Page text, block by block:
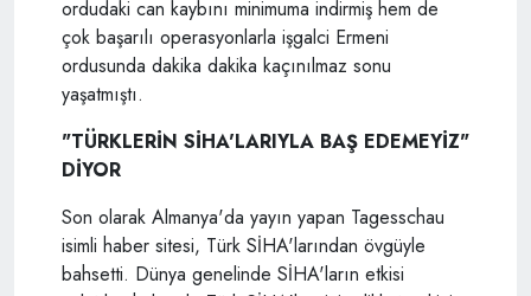
ordudaki can kaybını minimuma indirmiş hem de
çok başarılı operasyonlarla işgalci Ermeni
ordusunda dakika dakika kaçınılmaz sonu
yaşatmıştı.
"TÜRKLERİN SİHA'LARIYLA BAŞ EDEMEYİZ"
DİYOR
Son olarak Almanya'da yayın yapan Tagesschau
isimli haber sitesi, Türk SİHA'larından övgüyle
bahsetti. Dünya genelinde SİHA'ların etkisi